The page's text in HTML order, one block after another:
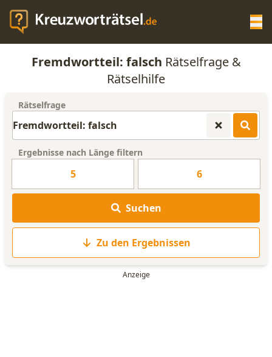
KREUZWORTRÄTSEL-HILFE
ANAGRAMM-GENERATOR
WORTLISTE
Fremdwortteil: falsch Rätselfrage &
Rätselhilfe
Rätselfrage
Ergebnisse nach Länge filtern
5 6
Suchen
Zu den Ergebnissen